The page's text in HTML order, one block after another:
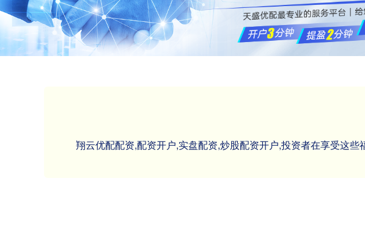
翔云优配配资,配资开户,实盘配资,炒股配资开户,投资者在享受这些